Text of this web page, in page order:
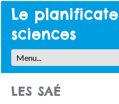
Le
sciences
LES SAÉ